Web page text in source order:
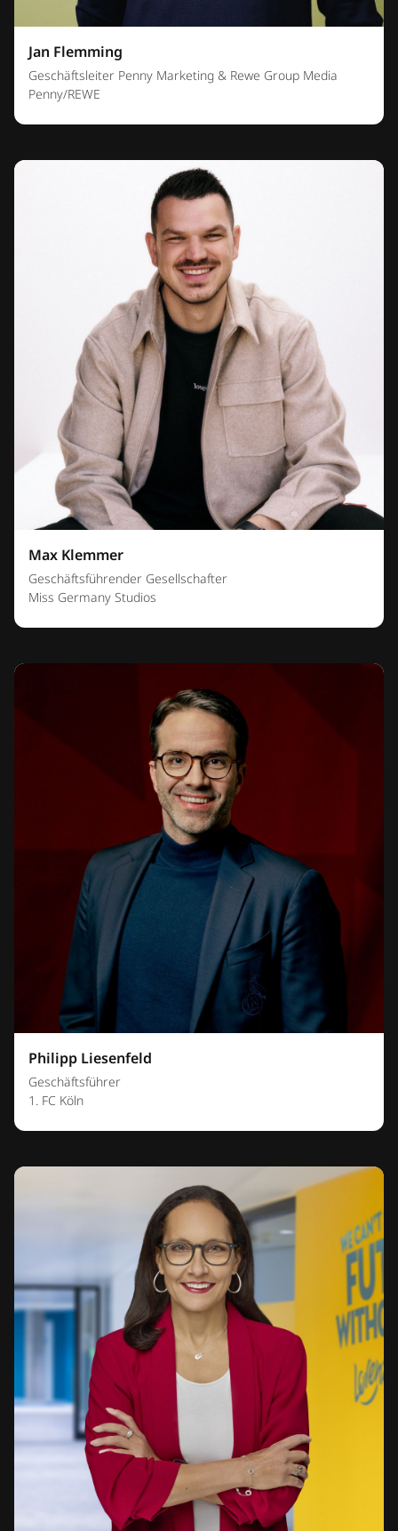
Jan Flemming
Geschäftsleiter Penny Marketing & Rewe Group Media
Penny/REWE
Max Klemmer
Geschäftsführender Gesellschafter
Miss Germany Studios
Philipp Liesenfeld
Geschäftsführer
1. FC Köln